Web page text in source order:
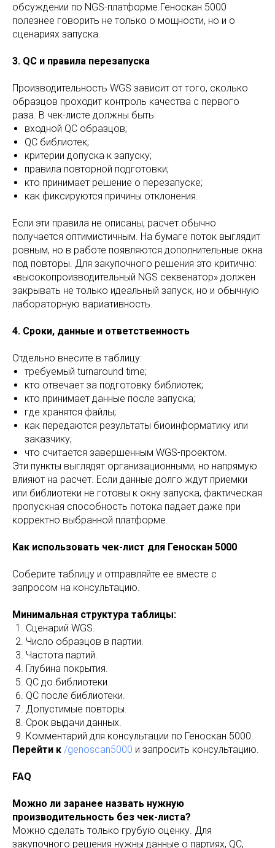
обсуждении по NGS-платформе Геноскан 5000
полезнее говорить не только о мощности, но и о
сценариях запуска.
3. QC и правила перезапуска
Производительность WGS зависит от того, сколько
образцов проходит контроль качества с первого
раза. В чек-листе должны быть:
входной QC образцов;
QC библиотек;
критерии допуска к запуску;
правила повторной подготовки;
кто принимает решение о перезапуске;
как фиксируются причины отклонения.
Если эти правила не описаны, расчет обычно
получается оптимистичным. На бумаге поток выглядит
ровным, но в работе появляются дополнительные окна
под повторы. Для закупочного решения это критично:
«высокопроизводительный NGS секвенатор» должен
закрывать не только идеальный запуск, но и обычную
лабораторную вариативность.
4. Сроки, данные и ответственность
Отдельно внесите в таблицу:
требуемый turnaround time;
кто отвечает за подготовку библиотек;
кто принимает данные после запуска;
где хранятся файлы;
как передаются результаты биоинформатику или
заказчику;
что считается завершенным WGS-проектом.
Эти пункты выглядят организационными, но напрямую
влияют на расчет. Если данные долго ждут приемки
или библиотеки не готовы к окну запуска, фактическая
пропускная способность потока падает даже при
корректно выбранной платформе.
Как использовать чек-лист для Геноскан 5000
Соберите таблицу и отправляйте ее вместе с
запросом на консультацию.
Минимальная структура таблицы:
Сценарий WGS.
Число образцов в партии.
Частота партий.
Глубина покрытия.
QC до библиотеки.
QC после библиотеки.
Допустимые повторы.
Срок выдачи данных.
Комментарий для консультации по Геноскан 5000.
Перейти к /genoscan5000 и запросить консультацию.
FAQ
Можно ли заранее назвать нужную
производительность без чек-листа?
Можно сделать только грубую оценку. Для
закупочного решения нужны данные о партиях, QC,